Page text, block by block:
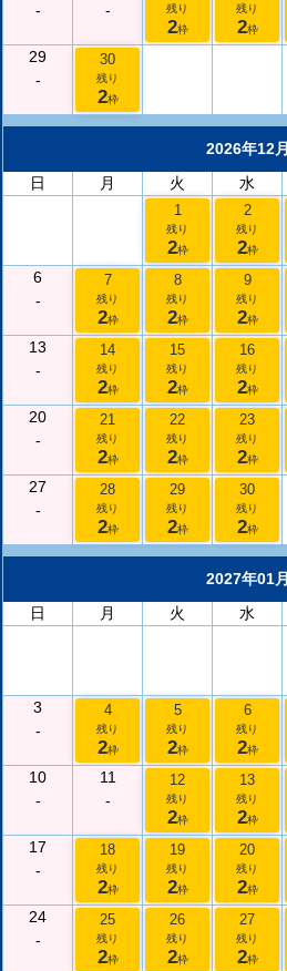
-
-
残り
2枠
残り
2枠
29
-
30
残り
2枠
2026年12月
日
月 火 水
1
残り
2枠
2
残り
2枠
6
-
7
残り
2枠
8
残り
2枠
9
残り
2枠
13
-
14
残り
2枠
15
残り
2枠
16
残り
2枠
20
-
21
残り
2枠
22
残り
2枠
23
残り
2枠
27
-
28
残り
2枠
29
残り
2枠
30
残り
2枠
2027年01月
日
月 火 水
3
-
4
残り
2枠
5
残り
2枠
6
残り
2枠
10
-
11
-
12
残り
2枠
13
残り
2枠
17
-
18
残り
2枠
19
残り
2枠
20
残り
2枠
24
-
25
残り
2枠
26
残り
2枠
27
残り
2枠